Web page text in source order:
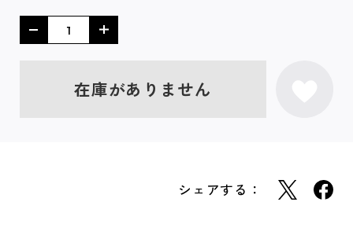
在庫がありません
シェアする：